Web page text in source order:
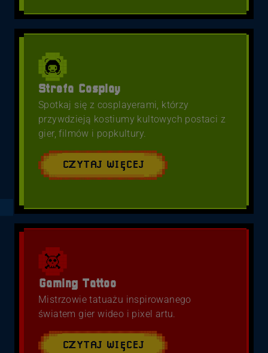
Strefa Cosplay
Spotkaj się z cosplayerami, którzy
przywdzieją kostiumy kultowych postaci z
gier, filmów i popkultury.
CZYTAJ WIĘCEJ
Gaming Tattoo
Mistrzowie tatuażu inspirowanego
światem gier wideo i pixel artu.
CZYTAJ WIĘCEJ